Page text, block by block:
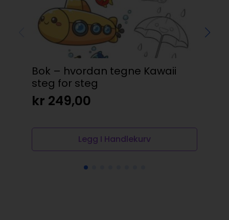
Bok – hvordan tegne Kawaii
steg for steg
kr 249,00
Legg I Handlekurv